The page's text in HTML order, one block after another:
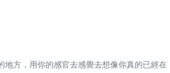
方，用你的感官去感覺去想像你真的已經在